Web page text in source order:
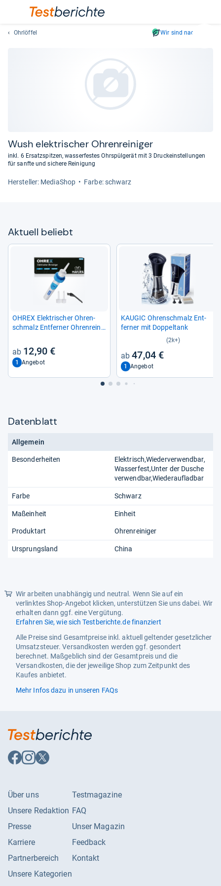
lassen
Ohrlöffel Wir sind nachhaltig
Wush elek­tri­scher Ohren­rei­ni­ger
inkl. 6 Ersatzspitzen, wasserfestes Ohrspülgerät mit 3 Druckeinstellungen
für sanfte und sichere Reinigung
Her­stel­ler: MediaShop Farbe: schwarz
Aktu­ell beliebt
OHREX Elek­tri­scher Ohren­
schmalz Ent­fer­ner Ohren­rei­ni­
Ohrensau­ger elek­trisch
12,90 €
1 Angebot
KAU­GIC Ohren­schmalz Ent­
fer­ner mit Dop­pel­tank
(2k+)
47,04 €
1 Angebot
Datenblatt
Allgemein
Besonderheiten
Elektrisch,Wiederverwendbar,
Wasserfest,Unter der Dusche
verwendbar,Wiederaufladbar
Farbe Schwarz
Maßeinheit Einheit
Produktart Ohrenreiniger
Ursprungsland China
Wir arbeiten unabhängig und neutral. Wenn Sie auf ein
verlinktes Shop-Angebot klicken, unterstützen Sie uns dabei. Wir
erhalten dann ggf. eine Vergütung.
Erfahren Sie, wie sich Testberichte.de finanziert
Alle Preise sind Gesamtpreise inkl. aktuell geltender gesetzlicher
Umsatzsteuer. Versandkosten werden ggf. gesondert
berechnet. Maßgeblich sind der Gesamtpreis und die
Versandkosten, die der jeweilige Shop zum Zeitpunkt des
Kaufes anbietet.
Mehr Infos dazu in unseren FAQs
Auf
Facebook
Auf
Instagram
Auf
X
Über uns
Unsere Redaktion
Presse
Karriere
Partnerbereich
Unsere Kategorien
Testmagazine
FAQ
Unser Magazin
Feedback
Kontakt